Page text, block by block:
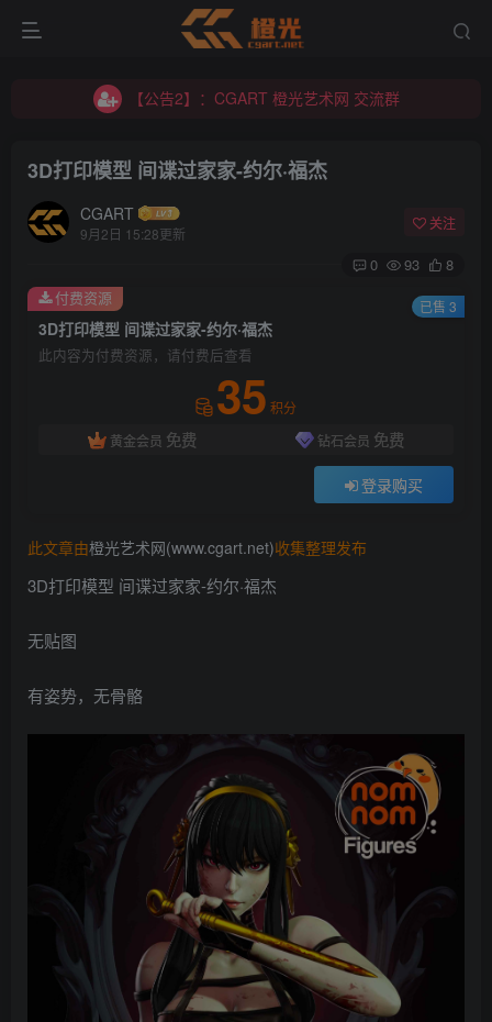
【公告2】：CGART 橙光艺术网 交流群
【公告2】：CGART 橙光艺术网 交流群
3D打印模型 间谍过家家-约尔·福杰
CGART
9月2日 15:28更新
关注
0 93 8
3D打印模型 间谍过家家-约尔·福杰
此内容为付费资源，请付费后查看
35 积分
黄金会员 免费 钻石会员 免费
登录购买
付费资源 已售 3
此文章由橙光艺术网(www.cgart.net)收集整理发布
3D打印模型 间谍过家家-约尔·福杰
无贴图
有姿势，无骨骼
登录
没有账号？立即注册
用户名/手机号/邮箱
登录